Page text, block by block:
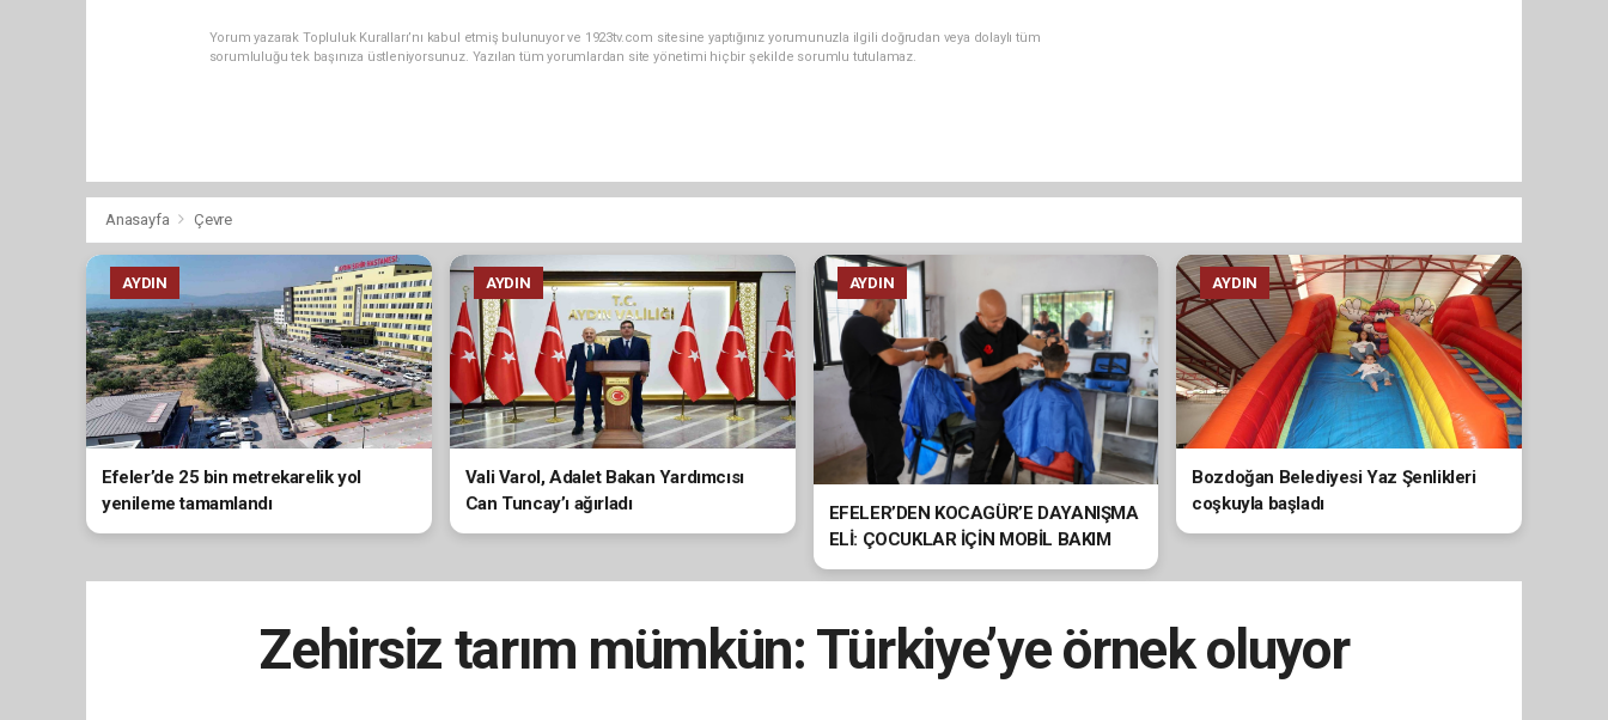
Yorum yazarak Topluluk Kuralları’nı kabul etmiş bulunuyor ve 1923tv.com sitesine yaptığınız yorumunuzla ilgili doğrudan veya dolaylı tüm
sorumluluğu tek başınıza üstleniyorsunuz. Yazılan tüm yorumlardan site yönetimi hiçbir şekilde sorumlu tutulamaz.
Anasayfa Çevre
AYDIN
Efeler’de 25 bin metrekarelik yol
yenileme tamamlandı
AYDIN
Vali Varol, Adalet Bakan Yardımcısı
Can Tuncay’ı ağırladı
AYDIN
EFELER’DEN KOCAGÜR’E DAYANIŞMA
ELİ: ÇOCUKLAR İÇİN MOBİL BAKIM
HİZMETİ
AYDIN
Bozdoğan Belediyesi Yaz Şenlikleri
coşkuyla başladı
Zehirsiz tarım mümkün: Türkiye’ye örnek oluyor